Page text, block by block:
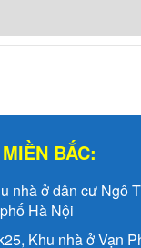
BẮC:
nhà ở dân cư Ngô
Hà Nội
Khu nhà ở Vạn